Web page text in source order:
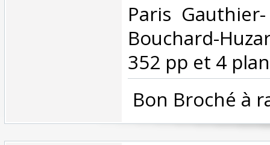
‎Paris
Bouchard-
352 pp et 4
Bon Broché à